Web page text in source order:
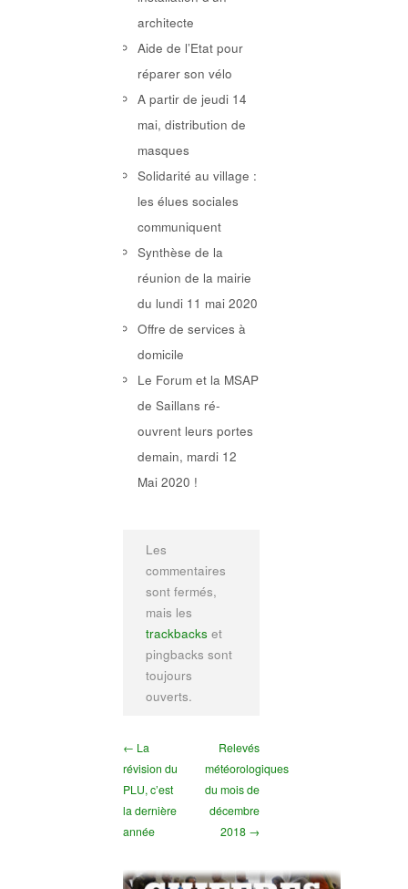
architecte
Aide de l’Etat pour
réparer son vélo
A partir de jeudi 14
mai, distribution de
masques
Solidarité au village :
les élues sociales
communiquent
Synthèse de la
réunion de la mairie
du lundi 11 mai 2020
Offre de services à
domicile
Le Forum et la MSAP
de Saillans ré-
ouvrent leurs portes
demain, mardi 12
Mai 2020 !
Les
commentaires
sont fermés,
mais les
trackbacks et
pingbacks sont
toujours
ouverts.
← La
révision du
PLU, c’est
la dernière
année
Relevés
météorologiques
du mois de
décembre
2018 →